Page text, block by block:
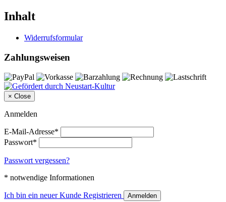
Inhalt
Widerrufsformular
Zahlungsweisen
× Close
Anmelden
E-Mail-Adresse*
Passwort*
Passwort vergessen?
* notwendige Informationen
Ich bin ein neuer Kunde Registrieren Anmelden